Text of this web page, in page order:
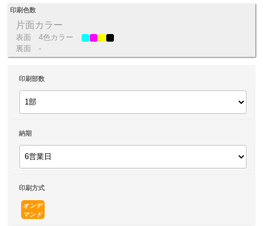
印刷色数
片面カラー
表面
4色カラー
裏面
-
印刷部数
納期
印刷方式
オンデ
マンド